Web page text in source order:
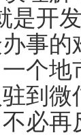
是开
事的
个地
到微
必再